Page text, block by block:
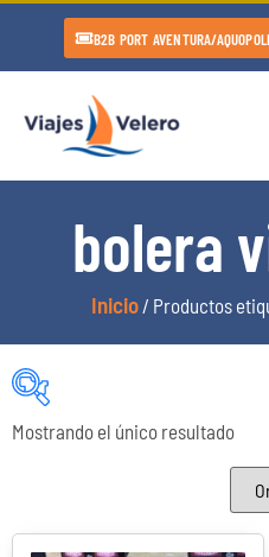
B2B PORT AVENTURA/
bolera
Inicio/ Productos
Categorías del
Mostrando el único resultado